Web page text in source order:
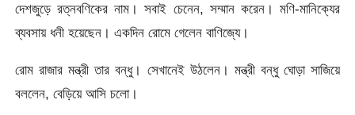
দেশজুড়ে রত্নবণিকের নাম। সবাই চেনেন, সম্মান করেন। মণি-মানিক্যের
ব্যবসায় ধনী হয়েছেন। একদিন রোমে গেলেন বাণিজ্যে।
রোম রাজার মন্ত্রী তার বন্ধু। সেখানেই উঠলেন। মন্ত্রী বন্ধু ঘোড়া সাজিয়ে
বললেন, বেড়িয়ে আসি চলো।